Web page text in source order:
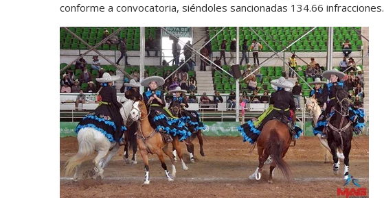
conforme a convocatoria, siéndoles sancionadas 134.66 infracciones.